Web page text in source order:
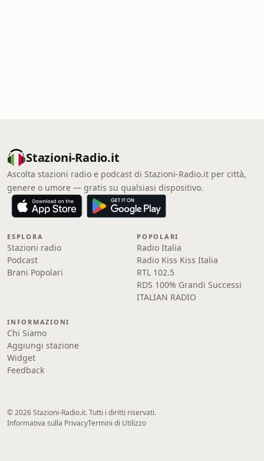
Stazioni-Radio.it
Ascolta stazioni radio e podcast di Stazioni-Radio.it per città,
genere o umore — gratis su qualsiasi dispositivo.
ESPLORA
Stazioni radio
Podcast
Brani Popolari
POPOLARI
Radio Italia
Radio Kiss Kiss Italia
RTL 102.5
RDS 100% Grandi Successi
ITALIAN RADIO
INFORMAZIONI
Chi Siamo
Aggiungi stazione
Widget
Feedback
© 2026 Stazioni-Radio.it. Tutti i diritti riservati.
Informativa sulla PrivacyTermini di Utilizzo